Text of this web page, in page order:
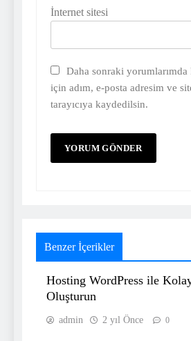
İnternet sitesi
Daha sonraki yorumlarımda
için adım, e-posta adresim ve
tarayıcıya kaydedilsin.
Benzer İçerikler
Hosting WordPress ile
Oluşturun
admin 2 yıl Önce 0